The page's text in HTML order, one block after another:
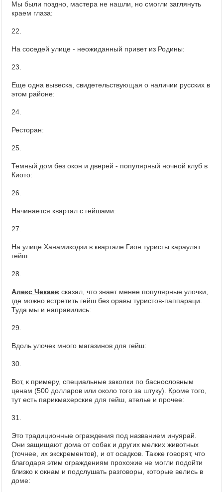
Мы были поздно, мастера не нашли, но смогли заглянуть
краем глаза:
22.
На соседей улице - неожиданный привет из Родины:
23.
Еще одна вывеска, свидетельствующая о наличии русских в
этом районе:
24.
Ресторан:
25.
Темный дом без окон и дверей - популярный ночной клуб в
Киото:
26.
Начинается квартал с гейшами:
27.
На улице Ханамикодзи в квартале Гион туристы караулят
гейш:
28.
Алекс Чекаев сказал, что знает менее популярные улочки,
где можно встретить гейш без оравы туристов-паппараци.
Туда мы и направились:
29.
Вдоль улочек много магазинов для гейш:
30.
Вот, к примеру, специальные заколки по баснословным
ценам (500 долларов или около того за штуку). Кроме того,
тут есть парикмахерские для гейш, ателье и прочее:
31.
Это традиционные ограждения под названием инуярай.
Они защищают дома от собак и других мелких животных
(точнее, их экскрементов), и от осадков. Также говорят, что
благодаря этим ограждениям прохожие не могли подойти
близко к окнам и подслушать разговоры, которые велись в
доме: